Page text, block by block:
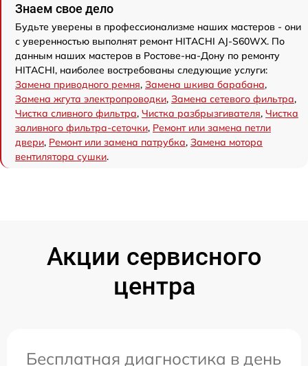
Знаем свое дело
Будьте уверены в профессионализме наших мастеров - они
с уверенностью выполнят ремонт HITACHI AJ-S60WX. По
данным наших мастеров в Ростове-на-Дону по ремонту
HITACHI, наиболее востребованы следующие услуги:
Замена приводного ремня, Замена шкива барабана,
Замена жгута электропроводки, Замена сетевого фильтра,
Чистка сливного фильтра, Чистка разбрызгивателя, Чистка
заливного фильтра-сеточки, Ремонт или замена петли
двери, Ремонт или замена патрубка, Замена мотора
вентилятора сушки.
Акции сервисного
центра
Бесплатная диагностика в день